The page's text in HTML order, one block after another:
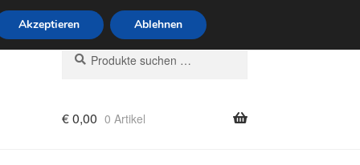
Uhr · 0175 7465658
Suchen
nach:
Suchen
€0,00 0 Artikel
Akzeptieren Ablehnen